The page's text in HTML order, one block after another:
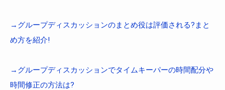
→グループディスカッションのまとめ役は評価される?まと
め方を紹介!
→グループディスカッションでタイムキーパーの時間配分や
時間修正の方法は?